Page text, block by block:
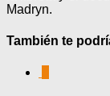
Madryn.
También te